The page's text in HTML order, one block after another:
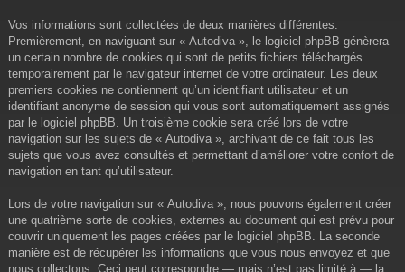
Vos informations sont collectées de deux manières différentes.
Premièrement, en naviguant sur « Autodiva », le logiciel phpBB génèrera
un certain nombre de cookies qui sont de petits fichiers téléchargés
temporairement par le navigateur internet de votre ordinateur. Les deux
premiers cookies ne contiennent qu’un identifiant utilisateur et un
identifiant anonyme de session qui vous sont automatiquement assignés
par le logiciel phpBB. Un troisième cookie sera créé lors de votre
navigation sur les sujets de « Autodiva », archivant de ce fait tous les
sujets que vous avez consultés et permettant d’améliorer votre confort de
navigation en tant qu’utilisateur.
Lors de votre navigation sur « Autodiva », nous pouvons également créer
une quatrième sorte de cookies, externes au document qui est prévu pour
couvrir uniquement les pages créées par le logiciel phpBB. La seconde
manière est de récupérer les informations que vous nous envoyez et que
nous collectons. Ceci peut correspondre — mais n’est pas limité à — la